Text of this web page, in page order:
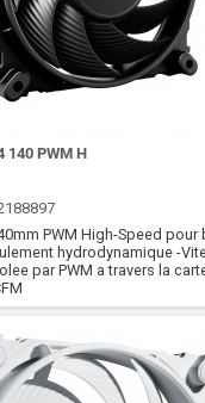
140 PWM H
PWM High-Speed pour
hydrodynamique -
par PWM a travers la